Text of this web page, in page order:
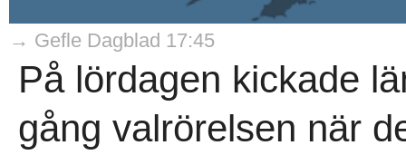
→ Gefle Dagblad 17:45
På lördagen kickade
gång valrörelsen när